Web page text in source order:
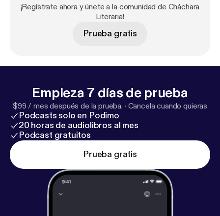
encontrar el capítulo en Youtube en nuestro canal
Instagram @chachara_literaria_podcast
data for advertising.
¡Regístrate ahora y únete a la comunidad de Cháchara
Literaria!
Prueba gratis
Empieza 7 días de prueba
$99 / mes después de la prueba. · Cancela cuando quieras
Podcasts solo en Podimo
20 horas de audiolibros al mes
Podcast gratuitos
Prueba gratis